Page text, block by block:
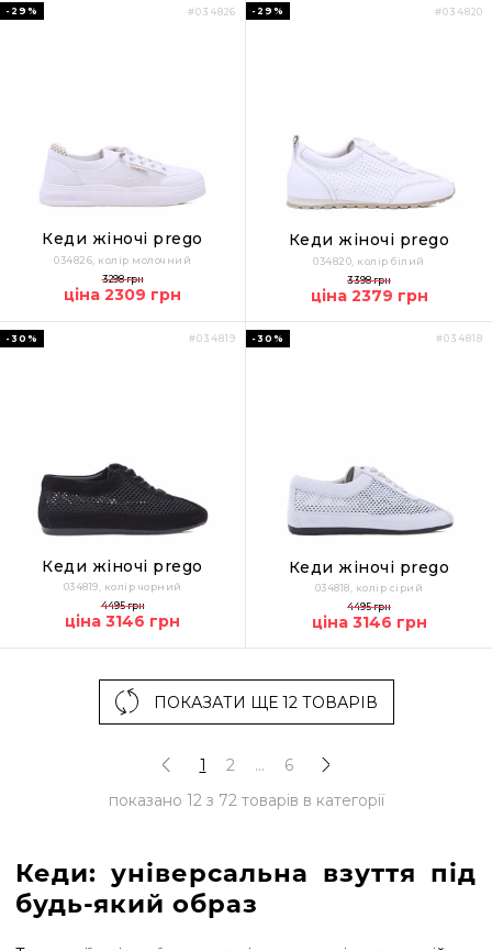
Кеди: універсальна взуття під
будь-який образ
#034826
-29%
Кеди жіночі prego
034826, колір молочний
3298 грн
ціна 2309 грн
#034820
-29%
Кеди жіночі prego
034820, колір білий
3398 грн
ціна 2379 грн
#034819
-30%
Кеди жіночі prego
034819, колір чорний
4495 грн
ціна 3146 грн
#034818
-30%
Кеди жіночі prego
034818, колір сірий
4495 грн
ціна 3146 грн
ПОКАЗАТИ ЩЕ 12 ТОВАРІВ
1 2 ...
6
показано 12 з 72 товарів в категорії